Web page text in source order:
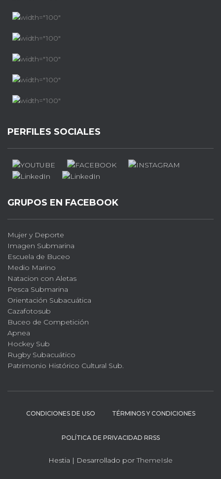
PERFILES SOCIALES
GRUPOS EN FACEBOOK
Mujer y Deporte
Imagen Submarina
Escuela de Buceo
Medio Marino
Natacion con Aletas
Pesca Submarina
Orientación Subacuática
Cazafotosub
Buceo de Competición
Apnea
Hockey Sub
Rugby Subacuático
Patrimonio Histórico Cultural Sub.
CONDICIONES DE USO TÉRMINOS Y CONDICIONES
POLÍTICA DE PRIVACIDAD RRSS
Hestia | Desarrollado porThemeIsle